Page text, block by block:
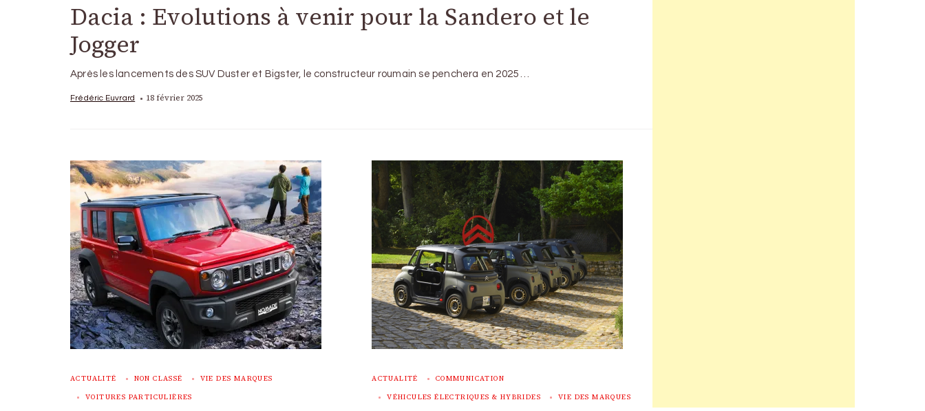
Dacia : Evolutions à venir pour la Sandero et le
Jogger
Après les lancements des SUV Duster et Bigster, le constructeur roumain se penchera en 2025 …
Frédéric Euvrard 18 février 2025
ACTUALITÉ NON CLASSÉ VIE DES MARQUES
VOITURES PARTICULIÈRES
ACTUALITÉ COMMUNICATION
VÉHICULES ÉLECTRIQUES & HYBRIDES VIE DES MARQUES